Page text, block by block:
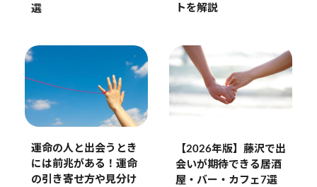
選
トを解説
運命の人と出会うとき
には前兆がある！運命
の引き寄せ方や見分け
【2026年版】藤沢で出
会いが期待できる居酒
屋・バー・カフェ7選